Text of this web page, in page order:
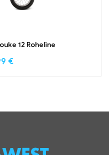
12 Roheline
€